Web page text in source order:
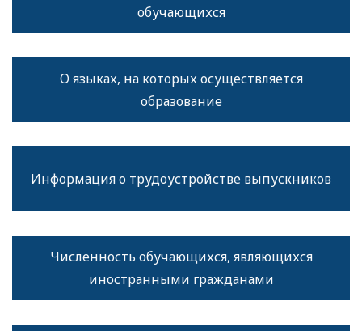
обучающихся
О языках, на которых осуществляется
образование
Информация о трудоустройстве выпускников
Численность обучающихся, являющихся
иностранными гражданами